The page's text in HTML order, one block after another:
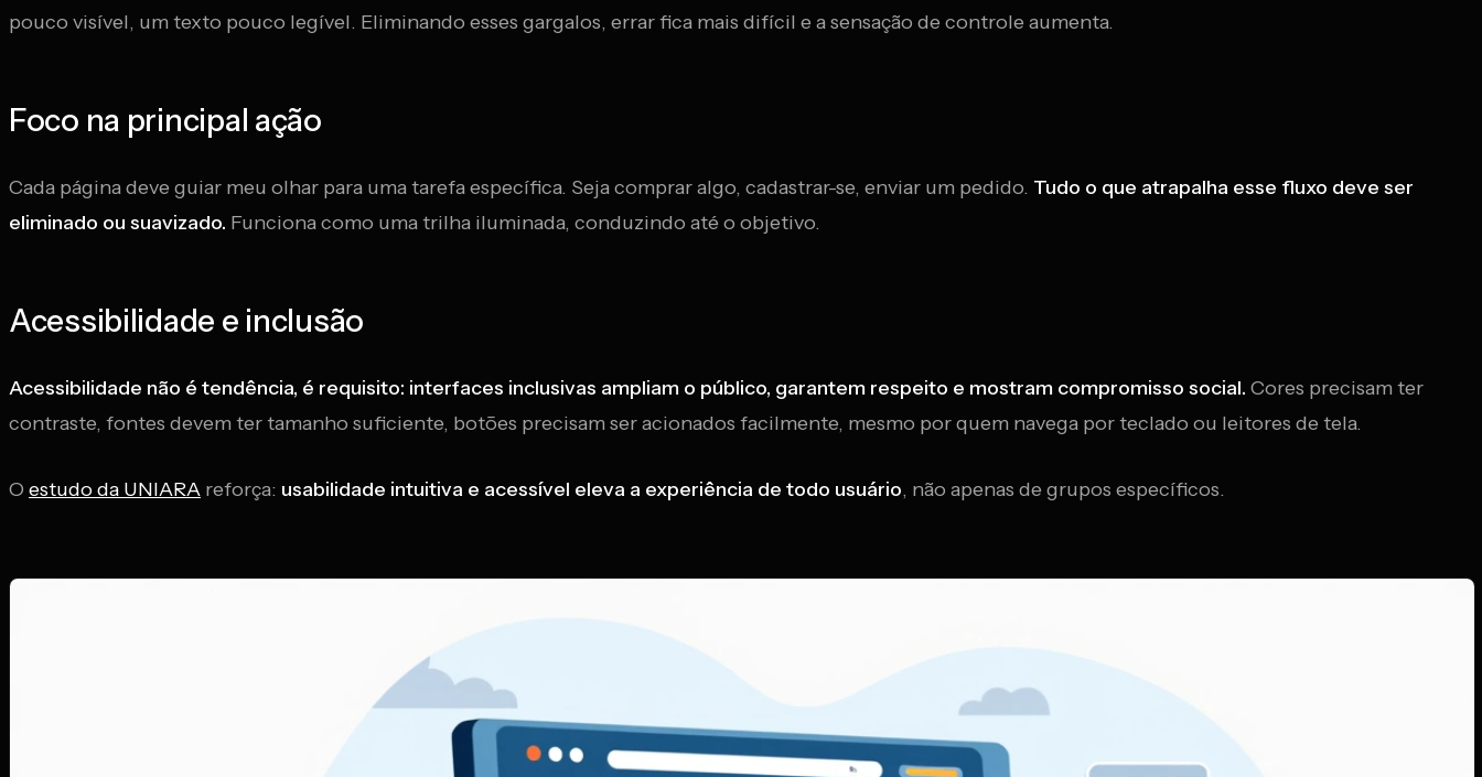
pouco visível, um texto pouco legível. Eliminando esses gargalos, errar fica mais difícil e a sensação de controle aumenta.
Foco na principal ação
Cada página deve guiar meu olhar para uma tarefa específica. Seja comprar algo, cadastrar-se, enviar um pedido. Tudo o que atrapalha esse fluxo deve ser
eliminado ou suavizado. Funciona como uma trilha iluminada, conduzindo até o objetivo.
Acessibilidade e inclusão
Acessibilidade não é tendência, é requisito: interfaces inclusivas ampliam o público, garantem respeito e mostram compromisso social. Cores precisam ter
contraste, fontes devem ter tamanho suficiente, botões precisam ser acionados facilmente, mesmo por quem navega por teclado ou leitores de tela.
O estudo da UNIARA reforça: usabilidade intuitiva e acessível eleva a experiência de todo usuário, não apenas de grupos específicos.